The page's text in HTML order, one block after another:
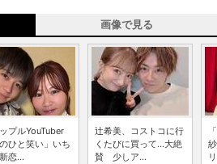
画像で見る
プルYouTuber
のひと笑い」いち
恋...
辻希美、コストコに行
くたびに買って...大絶
賛 少しア...